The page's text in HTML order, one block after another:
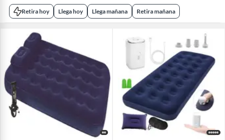
Retira hoy Llega hoy Llega mañana Retira mañana